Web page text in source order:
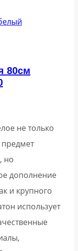
80см
не только
но
дополнение
и крупного
использует